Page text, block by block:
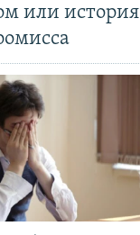
или история